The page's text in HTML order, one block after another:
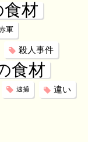
食材
軍
殺人事件
食材
逮捕 違い